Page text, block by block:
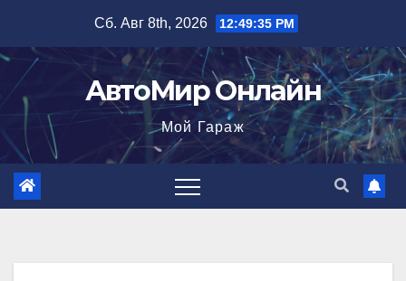
содержимому
Сб. Авг 8th, 2026 12:49:36 PM
АвтоМир Онлайн
Мой Гараж